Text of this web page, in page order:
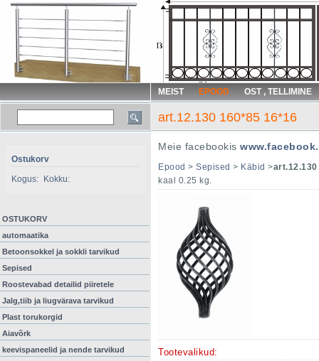
MEIST EPOOD OST , TELLIMINE
art.12.130 160*85 16*16
Ostukorv
Kogus:
Kokku:
OSTUKORV
automaatika
Betoonsokkel ja sokkli tarvikud
Sepised
Roostevabad detailid piiretele
Jalg,tiib ja liugvärava tarvikud
Plast torukorgid
Aiavõrk
keevispaneelid ja nende tarvikud
Meie facebookis
Epood > Sepised > Käbid >
kaal 0.25 kg.
Tootevalikud: